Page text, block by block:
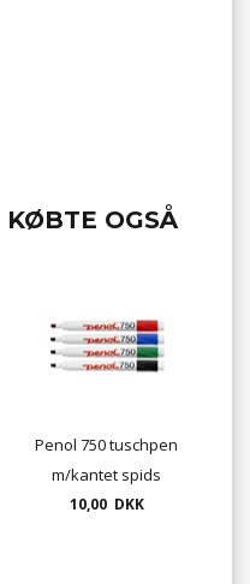
OGSÅ
Penol 750 tuschpen
m/kantet spids
permanent sprit tusch
10,00 DKK